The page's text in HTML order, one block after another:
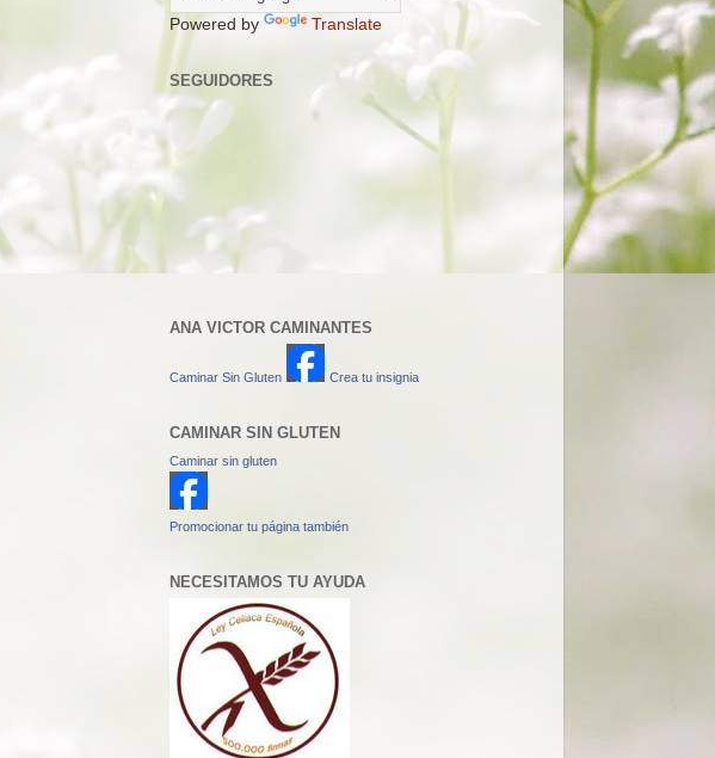
Powered by Translate
SEGUIDORES
ANA VICTOR CAMINANTES
Caminar Sin Gluten Crea tu insignia
CAMINAR SIN GLUTEN
Caminar sin gluten
Promocionar tu página también
NECESITAMOS TU AYUDA